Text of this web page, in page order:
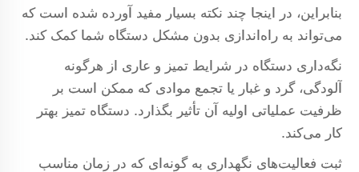
بنابراین، در اینجا چند نکته بسیار مفید آورده شده است که
می‌تواند به راه‌اندازی بدون مشکل دستگاه شما کمک کند.
نگه‌داری دستگاه در شرایط تمیز و عاری از هرگونه
آلودگی، گرد و غبار یا تجمع موادی که ممکن است بر
ظرفیت عملیاتی اولیه آن تأثیر بگذارد. دستگاه تمیز بهتر
کار می‌کند.
ثبت فعالیت‌های نگهداری به گونه‌ای که در زمان مناسب